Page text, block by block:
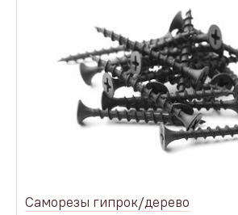
Саморезы гипрок/дерево